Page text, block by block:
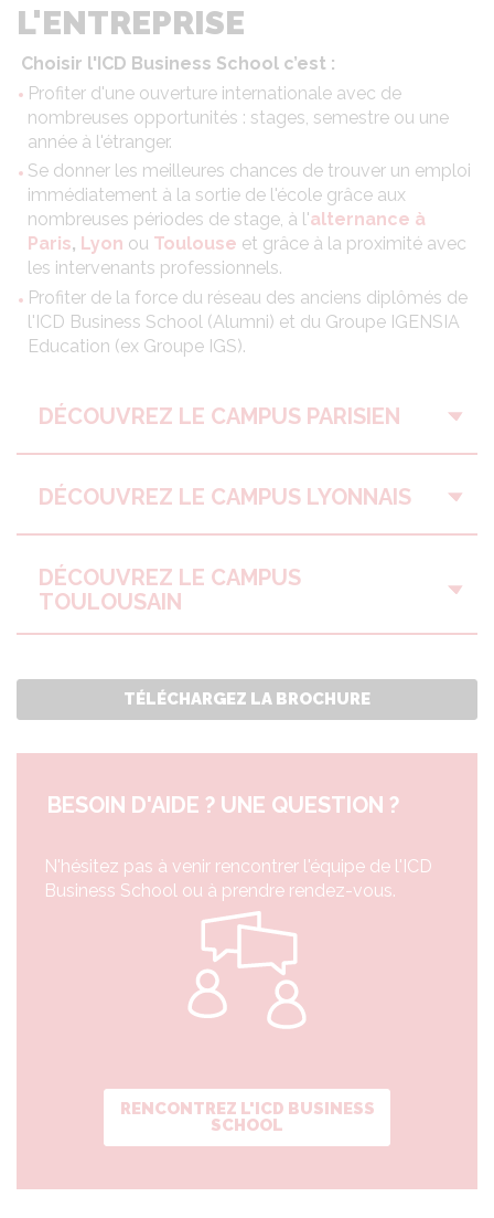
L'ENTREPRISE
Choisir l'ICD Business School c’est :
Profiter d'une ouverture internationale avec de
nombreuses opportunités : stages, semestre ou une
année à l'étranger.
Se donner les meilleures chances de trouver un emploi
immédiatement à la sortie de l'école grâce aux
nombreuses périodes de stage, à l'alternance à
Paris, Lyon ou Toulouse et grâce à la proximité avec
les intervenants professionnels.
Profiter de la force du réseau des anciens diplômés de
l'ICD Business School (Alumni) et du Groupe IGENSIA
Education (ex Groupe IGS).
DÉCOUVREZ LE CAMPUS PARISIEN
DÉCOUVREZ LE CAMPUS LYONNAIS
DÉCOUVREZ LE CAMPUS
TOULOUSAIN
TÉLÉCHARGEZ LA BROCHURE
BESOIN D'AIDE ? UNE QUESTION ?
N'hésitez pas à venir rencontrer l'équipe de l'ICD
Business School ou à prendre rendez-vous.
RENCONTREZ L'ICD BUSINESS
SCHOOL